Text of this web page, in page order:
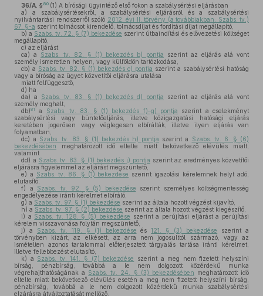
36/A. § 80 (1) A bírósági ügyintéző első fokon a szabálysértési eljárásban
a) a szabálysértésekről, a szabálysértési eljárásról és a szabálysértési
nyilvántartási rendszerről szóló 2012. évi II. törvény (a továbbiakban: Szabs. tv.)
67. §-a szerint tolmácsot kirendelő, tolmácsdíjat és fordítási díjat megállapító,
b) a Szabs. tv. 72. § (7) bekezdése szerint útbaindítási és elővezetési költséget
megállapító,
c) az eljárást
ca) a Szabs. tv. 82. § (1) bekezdés b) pontja szerint az eljárás alá vont
személy ismeretlen helyen, vagy külföldön tartózkodása,
cb) a Szabs. tv. 82. § (1) bekezdés c) pontja szerint a szabálysértési hatóság
vagy a bíróság az ügyet közvetítői eljárásra utalása
miatt felfüggesztő,
d) ha
da) a Szabs. tv. 83. § (1) bekezdés d) pontja szerint az eljárás alá vont
személy meghalt,
db)81 a Szabs. tv. 83. § (1) bekezdés f)–g) pontja szerint a cselekményt
szabálysértési vagy büntetőeljárás, illetve közigazgatási hatósági eljárás
keretében jogerősen vagy véglegesen elbírálták, illetve ilyen eljárás van
folyamatban,
dc) a Szabs. tv. 83. § (1) bekezdés h) pontja szerint a
Szabs. tv. 6. § (6)
bekezdésében meghatározott idő eltelte miatt bekövetkező elévülés miatt,
valamint
dd) a Szabs. tv. 83. § (1) bekezdés j) pontja szerint az eredményes közvetítői
eljárásra figyelemmel az eljárást megszüntető,
e) a Szabs. tv. 86. § (1) bekezdése szerint igazolási kérelemnek helyt adó,
elutasító,
f) a Szabs. tv. 92. § (5) bekezdése szerint személyes költségmentesség
engedélyezése iránti kérelmet elbíráló,
g) a Szabs. tv. 97. § (1) bekezdése szerint az általa hozott végzést kijavító,
h) a Szabs. tv. 97. § (2) bekezdése szerint az általa hozott végzést kiegészítő,
i) a Szabs. tv. 128. § (5) bekezdése szerint a perújítási eljárást a perújítási
kérelem visszavonása folytán megszüntető,
j) a Szabs. tv. 119. § (1) bekezdése és121. § (3) bekezdése szerint a
törvényben kizárt, az elkésett, az arra nem jogosulttól származó, vagy az
ismételten azonos tartalommal előterjesztett tárgyalás tartása iránti kérelmet,
illetve fellebbezést elutasító,
k) a Szabs. tv. 141. § (7) bekezdése
szerint a meg nem fizetett helyszíni
bírság, pénzbírság, továbbá a le nem dolgozott közérdekű munka
végrehajthatóságának a Szabs. tv. 24. § (3) bekezdésében meghatározott idő
eltelte miatt bekövetkező elévülés esetén a meg nem fizetett helyszíni bírság,
pénzbírság, továbbá a le nem dolgozott közérdekű munka szabálysértési
elzárásra átváltoztatását mellőző,